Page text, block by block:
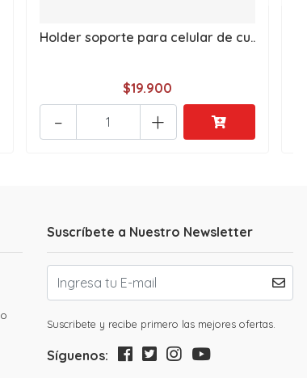
Holder soporte para celular de cu..
$19.900
+
-
Suscríbete a Nuestro Newsletter
Suscribete y recibe primero las mejores ofertas.
Síguenos: